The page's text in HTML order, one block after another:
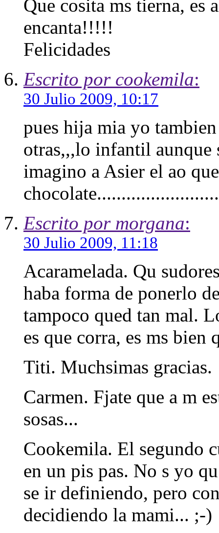
Que cosita ms tierna, es
encanta!!!!!
Felicidades
Escrito por cookemila:
30 Julio 2009, 10:17
pues hija mia yo
otras,,,lo infantil aunque
imagino a Asier el ao
Escrito por morgana:
30 Julio 2009, 11:18
Acaramelada. Qu
haba forma de ponerlo
tampoco qued tan mal.
es que corra, es ms bien
Titi. Muchsimas gracias.
Carmen. Fjate que a m
sosas...
Cookemila. El segundo
en un pis pas. No s yo
se ir definiendo, pero
decidiendo la mami... ;-)